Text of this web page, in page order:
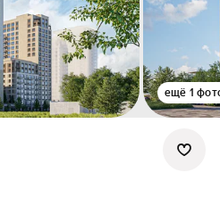
ещё 1